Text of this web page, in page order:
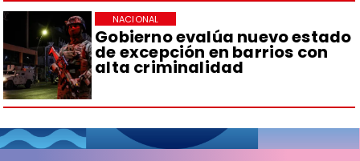
Gobierno evalúa nuevo estado
de excepción en barrios con
alta criminalidad
NACIONAL